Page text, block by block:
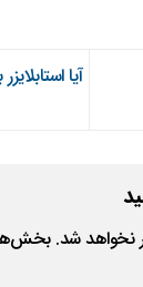
آیا
نخواهد شد.